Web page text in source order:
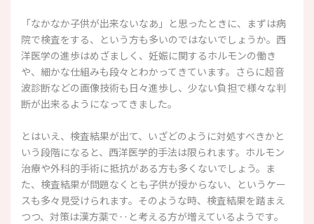
「なかなか子供が出来ないなあ」と思ったときに、まずは病
院で検査をする、という方も多いのではないでしょうか。西
洋医学の進歩はめざましく、妊娠に関するホルモンの働き
や、細かな仕組みも段々とわかってきています。さらに超音
波診断などの画像技術も日々進歩し、少ない負担で様々な判
断が出来るようになってきました。
とはいえ、検査結果が出て、いざどのように対処すべきかと
いう段階になると、西洋医学的手法は限られます。ホルモン
治療や外科的手術に抵抗がある方も多くないでしょう。ま
た、検査結果が問題なくとも子供が授からない、というケー
スも多々見受けられます。そのような時、検査結果を踏まえ
つつ、対策は漢方薬で‥と考える方が増えているようです。